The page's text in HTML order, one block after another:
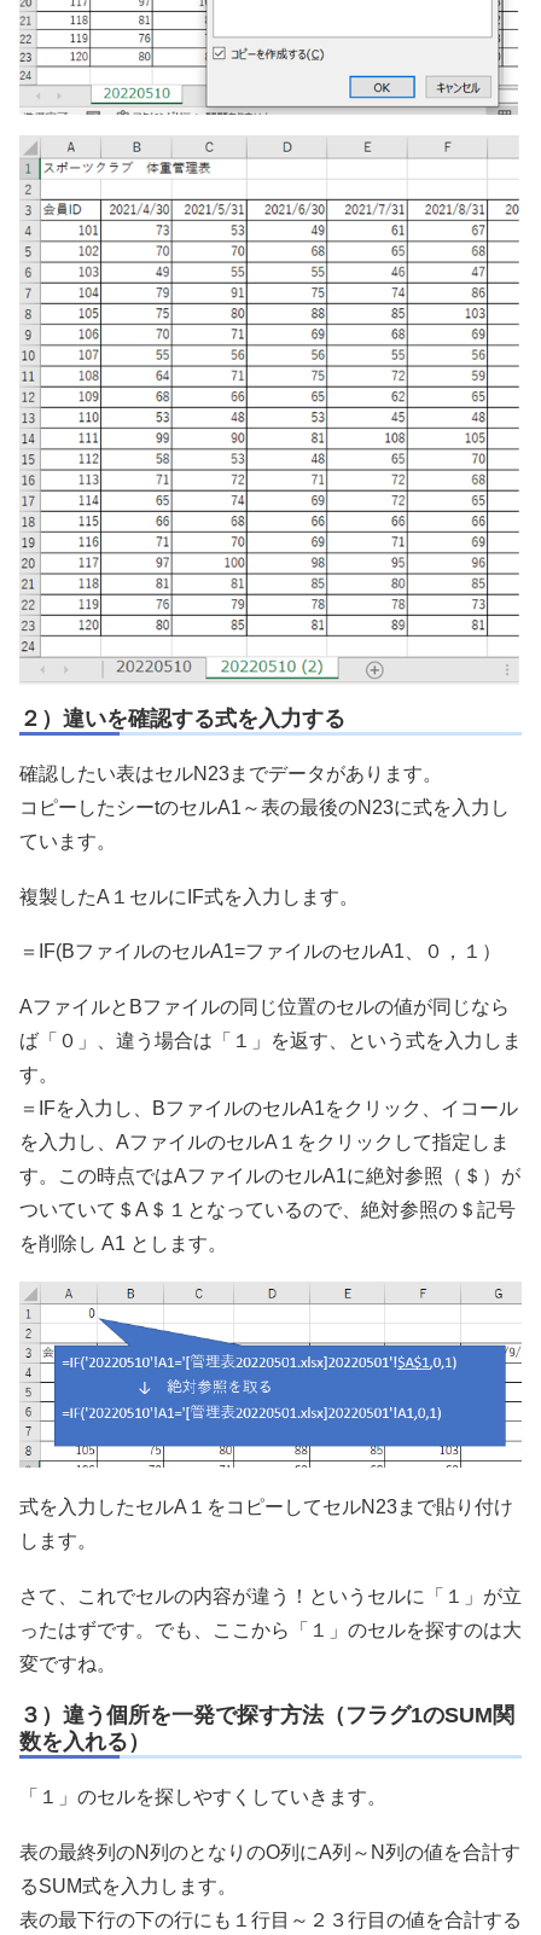
２）違いを確認する式を入力する
確認したい表はセルN23までデータがあります。
コピーしたシーtのセルA1～表の最後のN23に式を入力し
ています。
複製したA１セルにIF式を入力します。
＝IF(BファイルのセルA1=ファイルのセルA1、０，１）
AファイルとBファイルの同じ位置のセルの値が同じなら
ば「０」、違う場合は「１」を返す、という式を入力しま
す。
＝IFを入力し、BファイルのセルA1をクリック、イコール
を入力し、AファイルのセルA１をクリックして指定しま
す。この時点ではAファイルのセルA1に絶対参照（＄）が
ついていて＄A＄１となっているので、絶対参照の＄記号
を削除し A1 とします。
式を入力したセルA１をコピーしてセルN23まで貼り付け
します。
さて、これでセルの内容が違う！というセルに「１」が立
ったはずです。でも、ここから「１」のセルを探すのは大
変ですね。
３）違う個所を一発で探す方法（フラグ1のSUM関
数を入れる）
「１」のセルを探しやすくしていきます。
表の最終列のN列のとなりのO列にA列～N列の値を合計す
るSUM式を入力します。
表の最下行の下の行にも１行目～２３行目の値を合計する